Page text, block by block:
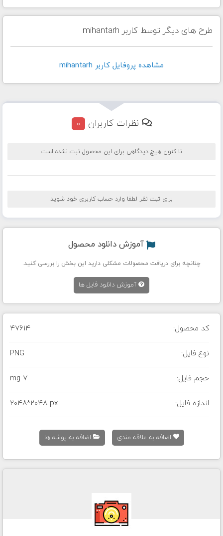
طرح های دیگر توسط کاربر mihantarh
مشاهده پروفايل کاربر mihantarh
نظرات کاربران 0
تا کنون هیچ دیدگاهی برای این محصول ثبت نشده است
برای ثبت نظر لطفا وارد حساب کاربری خود شوید
آموزش دانلود محصول
چنانچه برای دریافت محصولات مشکلی دارید این بخش را بررسی کنید.
آموزش دانلود فایل ها
کد محصول: 47614
نوع فایل: PNG
حجم فایل: 7 mg
اندازه فایل: 2048*2048 px
اضافه به علاقه مندی اضافه به پوشه ها